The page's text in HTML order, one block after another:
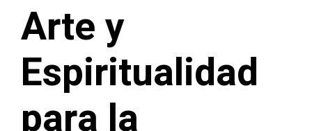
Arte y
Espiritualidad
para la